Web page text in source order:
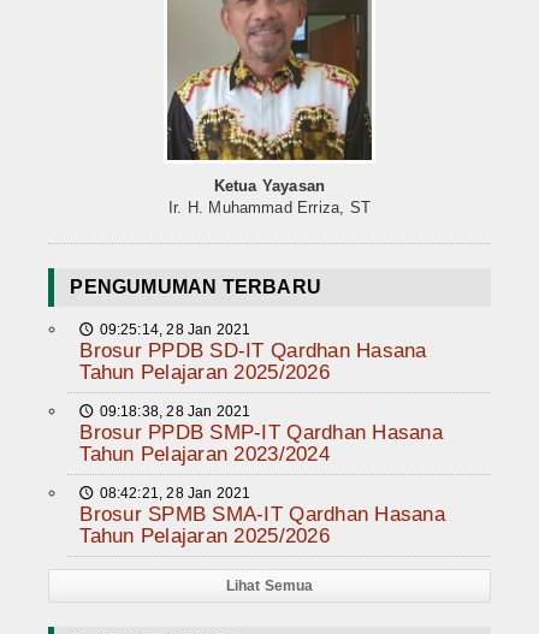
Ketua Yayasan
Ir. H. Muhammad Erriza, ST
PENGUMUMAN TERBARU
🕔 09:25:14, 28 Jan 2021
Brosur PPDB SD-IT Qardhan Hasana
Tahun Pelajaran 2025/2026
🕔 09:18:38, 28 Jan 2021
Brosur PPDB SMP-IT Qardhan Hasana
Tahun Pelajaran 2023/2024
🕔 08:42:21, 28 Jan 2021
Brosur SPMB SMA-IT Qardhan Hasana
Tahun Pelajaran 2025/2026
Lihat Semua